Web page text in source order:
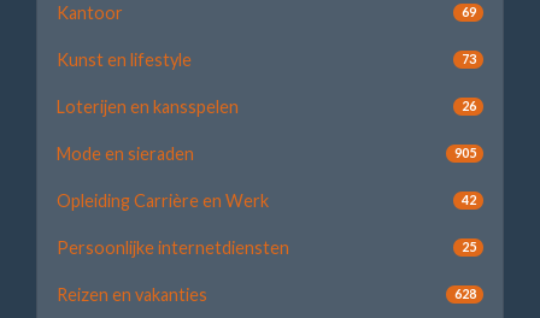
Kantoor 69
Kunst en lifestyle 73
Loterijen en kansspelen 26
Mode en sieraden 905
Opleiding Carrière en Werk 42
Persoonlijke internetdiensten 25
Reizen en vakanties 628